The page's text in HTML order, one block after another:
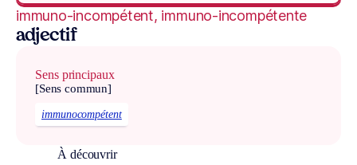
immuno-incompétent, immuno-incompétente
adjectif
Sens principaux
[Sens commun]
immunocompétent
À découvrir